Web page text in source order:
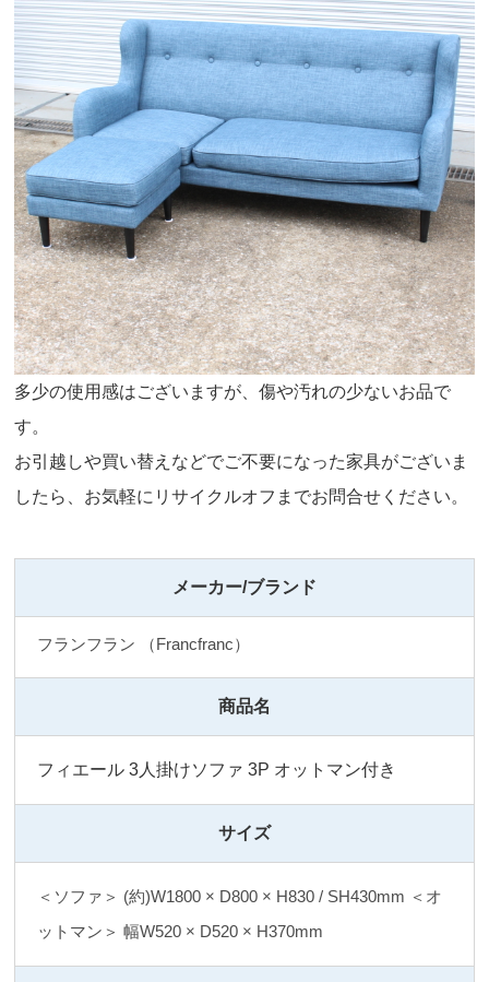
多少の使用感はございますが、傷や汚れの少ないお品で
す。
お引越しや買い替えなどでご不要になった家具がございま
したら、お気軽にリサイクルオフまでお問合せください。
メーカー/ブランド
フランフラン （Francfranc）
商品名
フィエール 3人掛けソファ 3P オットマン付き
サイズ
＜ソファ＞ (約)W1800 × D800 × H830 / SH430mm ＜オ
ットマン＞ 幅W520 × D520 × H370mm